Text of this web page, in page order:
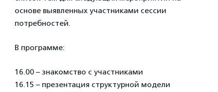
основе выявленных участниками сессии
потребностей.
В программе:
16.00 – знакомство с участниками
16.15 – презентация структурной модели